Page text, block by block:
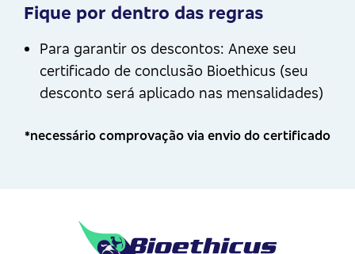
Fique por dentro das regras
Para garantir os descontos: Anexe seu
certificado de conclusão Bioethicus (seu
desconto será aplicado nas mensalidades)
*necessário comprovação via envio do certificado